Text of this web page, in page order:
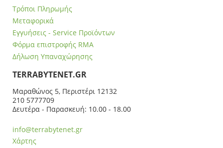
Τρόποι Πληρωμής
Μεταφορικά
Εγγυήσεις - Service Προϊόντων
Φόρμα επιστροφής RMA
Δήλωση Υπαναχώρησης
ΤERRABYTENET.GR
Μαραθώνος 5, Περιστέρι 12132
210 5777709
Δευτέρα - Παρασκευή: 10.00 - 18.00
info@terrabytenet.gr
Χάρτης